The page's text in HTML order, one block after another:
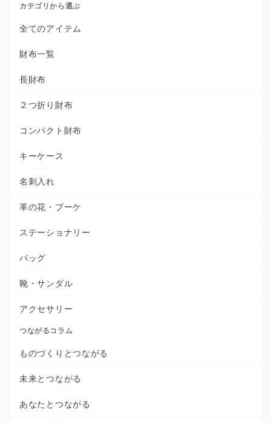
カテゴリから選ぶ
全てのアイテム
財布一覧
長財布
２つ折り財布
コンパクト財布
キーケース
名刺入れ
革の花・ブーケ
ステーショナリー
バッグ
靴・サンダル
アクセサリー
つながるコラム
ものづくりとつながる
未来とつながる
あなたとつながる